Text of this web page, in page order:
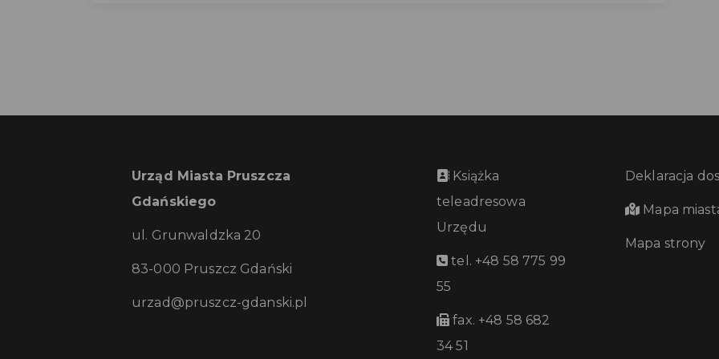
Urząd Miasta Pruszcza
Gdańskiego
ul. Grunwaldzka 20
83-000 Pruszcz Gdański
urzad@pruszcz-gdanski.pl
Książka
teleadresowa
Urzędu
tel. +48 58 775 99
55
fax. +48 58 682
34 51
Deklaracja
Mapa
Mapa strony